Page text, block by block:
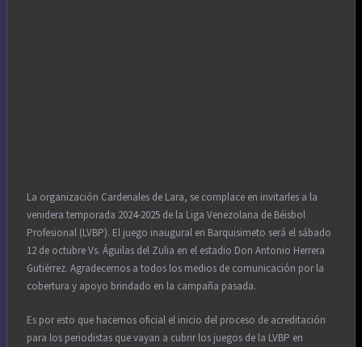
La organización Cardenales de Lara, se complace en invitarles a la
venidera temporada 2024-2025 de la Liga Venezolana de Béisbol
Profesional (LVBP). El juego inaugural en Barquisimeto será el sábado
12 de octubre Vs. Águilas del Zulia en el estadio Don Antonio Herrera
Gutiérrez. Agradecemos a todos los medios de comunicación por la
cobertura y apoyo brindado en la campaña pasada.
Es por esto que hacemos oficial el inicio del proceso de acreditación
para los periodistas que vayan a cubrir los juegos de la LVBP en